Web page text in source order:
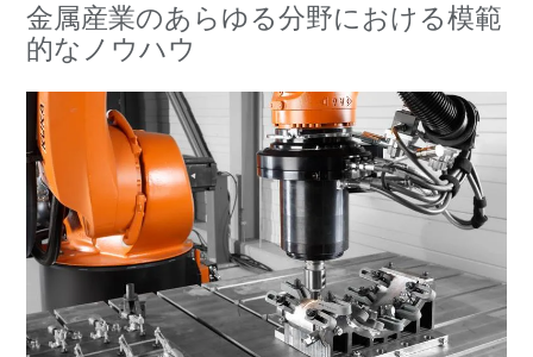
金属産業のあらゆる分野における模範
的なノウハウ